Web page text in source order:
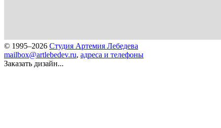
© 1995–2026 Студия Артемия Лебедева
mailbox@artlebedev.ru, адреса и телефоны
Заказать дизайн...